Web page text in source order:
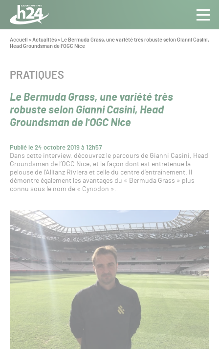
Panneau de gestion des cookies
Aller au contenu
Toute
l’info
du Gazon
Vous
êtes
Accueil >Actualités>
Le Bermuda Grass, une variété très robuste selon Gianni Casini,
Head Groundsman de l'OGC Nice
Le Bermuda Grass, une variété très
robuste selon Gianni Casini, Head
Groundsman de l'OGC Nice
Publié le 24 octobre 2019 à 12h57
CATÉGORIE :
PRATIQUES
Dans cette interview, découvrez le parcours de Gianni Casini, Head
Groundsman de l’OGC Nice, et la façon dont est entretenue la
pelouse de l’Allianz Riviera et celle du centre d’entraînement. Il
démontre également les avantages du « Bermuda Grass » plus
connu sous le nom de « Cynodon ».